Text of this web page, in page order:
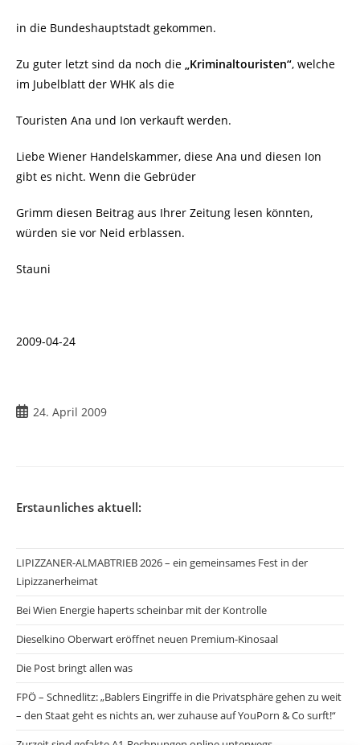
in die Bundeshauptstadt gekommen.
Zu guter letzt sind da noch die „Kriminaltouristen“, welche
im Jubelblatt der WHK als die
Touristen Ana und Ion verkauft werden.
Liebe Wiener Handelskammer, diese Ana und diesen Ion
gibt es nicht. Wenn die Gebrüder
Grimm diesen Beitrag aus Ihrer Zeitung lesen könnten,
würden sie vor Neid erblassen.
Stauni
2009-04-24
Beitrag24. April 2009
Erstaunliches aktuell:
LIPIZZANER-ALMABTRIEB 2026 – ein gemeinsames Fest in der
Lipizzanerheimat
Bei Wien Energie haperts scheinbar mit der Kontrolle
Dieselkino Oberwart eröffnet neuen Premium-Kinosaal
Die Post bringt allen was
FPÖ – Schnedlitz: „Bablers Eingriffe in die Privatsphäre gehen zu weit
– den Staat geht es nichts an, wer zuhause auf YouPorn & Co surft!“